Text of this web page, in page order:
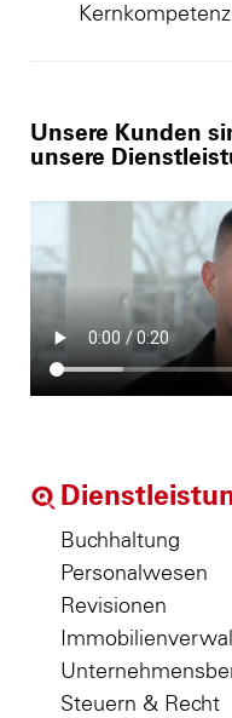
Unsere Kunden
unsere
Buchhaltung
Personalwesen
Revisionen
Steuern & Recht